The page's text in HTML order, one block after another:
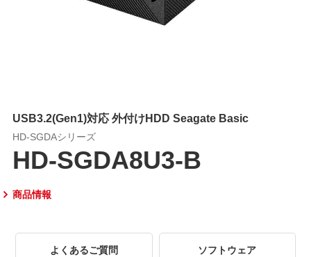
USB3.2(Gen1)対応 外付けHDD Seagate Basic
HD-SGDAシリーズ
HD-SGDA8U3-B
商品情報
よくあるご質問 ソフトウェア